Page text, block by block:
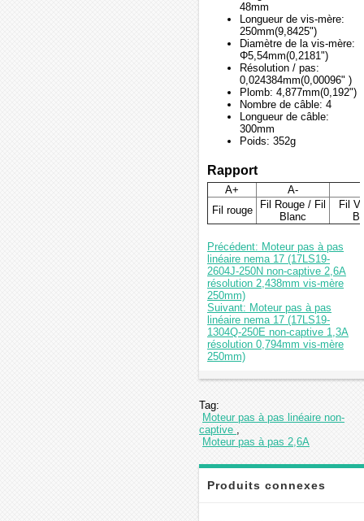
48mm
Longueur de vis-mère:
250mm(9,8425")
Diamètre de la vis-mère:
Φ5,54mm(0,2181")
Résolution / pas:
0,024384mm(0,00096" )
Plomb: 4,877mm(0,192")
Nombre de câble: 4
Longueur de câble:
300mm
Poids: 352g
Rapport
A+ A-
Fil rouge
Fil Rouge / Fil
Blanc
Fil
Précédent: Moteur pas à pas
linéaire nema 17 (17LS19-
2604J-250N non-captive 2,6A
résolution 2,438mm vis-mère
250mm)
Suivant: Moteur pas à pas
linéaire nema 17 (17LS19-
1304Q-250E non-captive 1,3A
résolution 0,794mm vis-mère
250mm)
Tag:
Moteur pas à pas linéaire non-
captive ,
Moteur pas à pas 2,6A
Produits connexes